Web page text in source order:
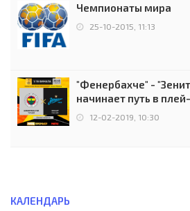
Чемпионаты мира
25-10-2015, 11:13
"Фенербахче" -
начинает путь в
12-02-2019, 10:30
КАЛЕНДАРЬ